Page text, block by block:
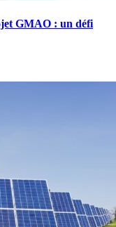
GMAO : un défi